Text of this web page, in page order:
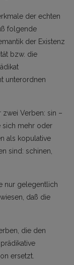
der echten
folgende
der Existenz
bzw. die
unterordnen
Verben: sin –
sich mehr oder
als kopulative
sind: schinen,
nur gelegentlich
daß die
die den
ersetzt.